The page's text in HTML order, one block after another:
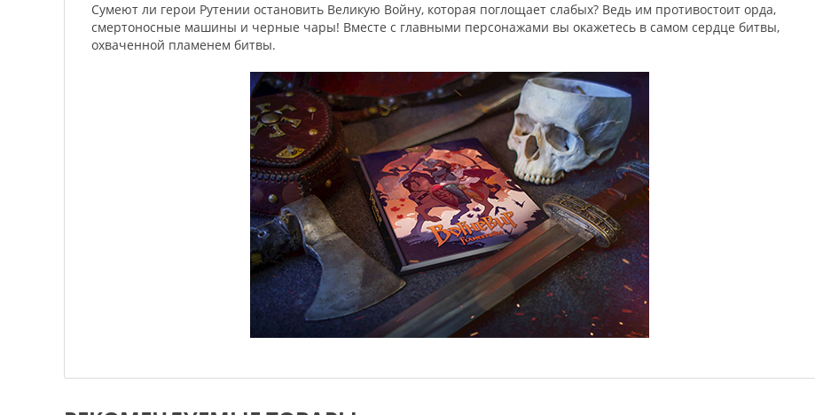
Сумеют ли герои Рутении остановить Великую Войну, которая поглощает слабых? Ведь им противостоит орда,
смертоносные машины и черные чары! Вместе с главными персонажами вы окажетесь в самом сердце битвы,
охваченной пламенем битвы.